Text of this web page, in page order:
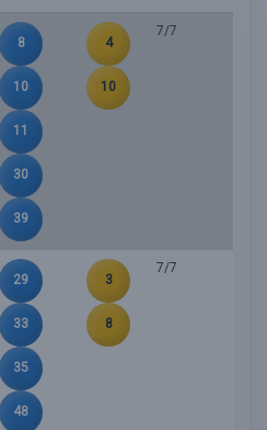
8
10
11
30
39
4
10
7/7
29
33
35
48
3
8
7/7